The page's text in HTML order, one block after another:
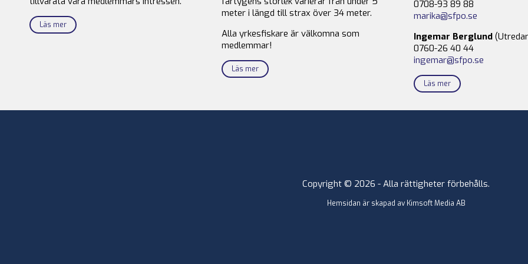
Läs mer
meter i längd till strax över 34 meter.
Alla yrkesfiskare är välkomna som
medlemmar!
Läs mer
0708-93 89 88
marika@sfpo.se
Ingemar Berglund
0760-26 40 44
ingemar@sfpo.se
Läs mer
Copyright © 2026 - Alla rättigheter förbehålls.
Hemsidan är skapad av Kimsoft Media AB